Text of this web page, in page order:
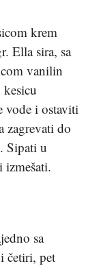
krem
Ella sira, sa
vanilin
kesicu
vode i ostaviti
zagrevati do
Sipati u
izmešati.
sa
četiri, pet